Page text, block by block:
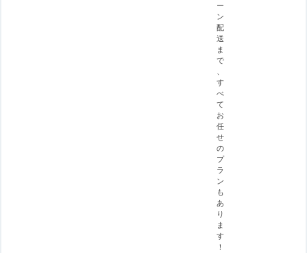
ー
ン
配
送
ま
で
、
す
べ
て
お
任
せ
の
プ
ラ
ン
も
あ
り
ま
す
！